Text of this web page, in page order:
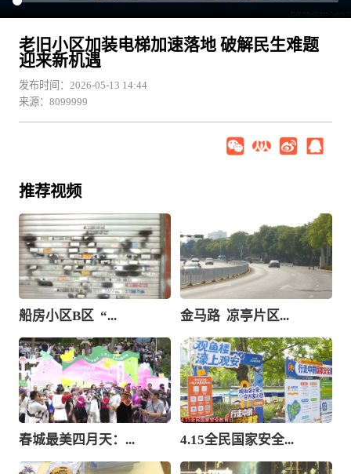
老旧小区加装电梯加速落地 破解民生难题
迎来新机遇
发布时间：2026-05-13 14:44
来源：8099999
推荐视频
船房小区B区 “... 金马路 凉亭片区...
春城最美四月天：... 4.15全民国家安全...